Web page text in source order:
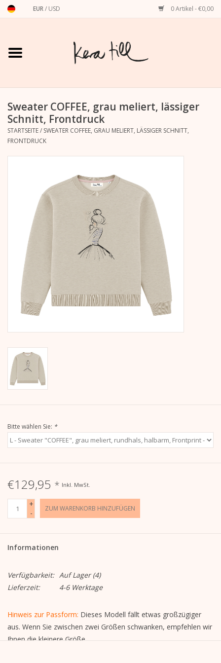
EUR/ USD 0 Artikel - €0,00
Startseite
Art Prints
Stationery
Grußkarten
Kalender
Kera Kids
Weihnachten
Bücher
Kera Till X THERESIENTHAL
Sweater COFFEE, grau meliert, lässiger
Schnitt, Frontdruck
STARTSEITE/ SWEATER COFFEE, GRAU MELIERT, LÄSSIGER SCHNITT,
FRONTDRUCK
Bitte wählen Sie: *
€129,95 * Inkl. MwSt.
+
-
ZUM WARENKORB HINZUFÜGEN
Informationen
Verfügbarkeit: Auf Lager(4)
Lieferzeit:
4-6 Werktage
Hinweis zur Passform: Dieses Modell fällt etwas großzügiger
aus. Wenn Sie zwischen zwei Größen schwanken, empfehlen wir
Ihnen die kleinere Größe.